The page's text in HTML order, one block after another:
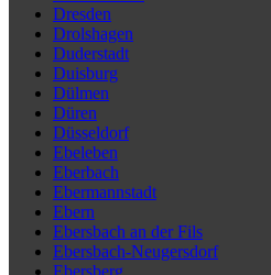
Dresden
Drolshagen
Duderstadt
Duisburg
Dülmen
Düren
Düsseldorf
Ebeleben
Eberbach
Ebermannstadt
Ebern
Ebersbach an der Fils
Ebersbach-Neugersdorf